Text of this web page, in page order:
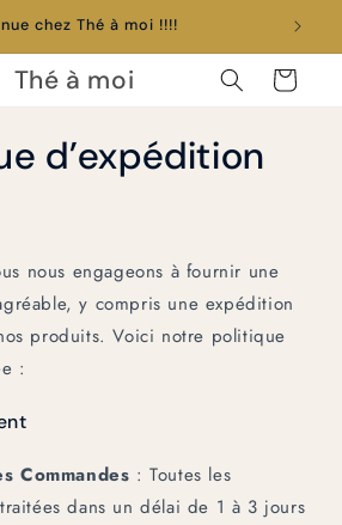
Thé à moi Panier
d’expédition
nous engageons à fournir une
y compris une expédition
produits. Voici notre politique
:
Commandes : Toutes les
dans un délai de 1 à 3 jours